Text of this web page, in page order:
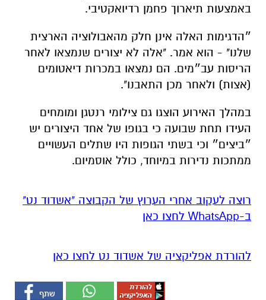
באמצעות תיארוך פחמן רדיואקטיבי.
״הדגימות האלה אינן חלק מהאבולוציה הארצית
שלנו" - הוא אמר. "אלה לא יצורים שנמצאו לאחר
הריסות עב״מים. הם נמצאו במכרות דיאטומים
(אצות) ולאחר מכן התאבנו".
במהלך האירוע הוצגו גם צילומי רנטגן ומומחים
העידו תחת שבועה כי בגופו של אחד היצורים יש
״ביצים״ וכי בשתי הגופות היו שתלים העשויים
ממתכות נדירות במיוחד, כולל אוסמיום.
רוצה לעקוב אחרי הערוץ של הקבוצה "אשדוד נט"
ב-WhatsApp לחצו כאן
להורדת אפליקציה של אשדוד נט לחצו כאן